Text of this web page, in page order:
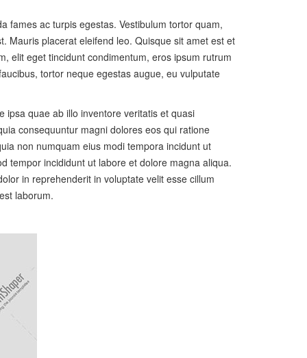
fames ac turpis egestas. Vestibulum tortor quam,
Mauris placerat eleifend leo. Quisque sit amet est et
elit eget tincidunt condimentum, eros ipsum rutrum
tortor neque egestas augue, eu vulputate
ipsa quae ab illo inventore veritatis et quasi
consequuntur magni dolores eos qui ratione
non numquam eius modi tempora incidunt ut
tempor incididunt ut labore et dolore magna aliqua.
in reprehenderit in voluptate velit esse cillum
laborum.